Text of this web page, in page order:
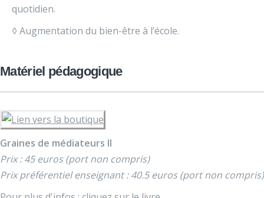
quotidien.
◊ Augmentation du bien-être à l’école.
Matériel pédagogique
Graines de médiateurs II
Prix : 45 euros (port non compris)
Prix préférentiel enseignant : 40.5 euros (port non compris)